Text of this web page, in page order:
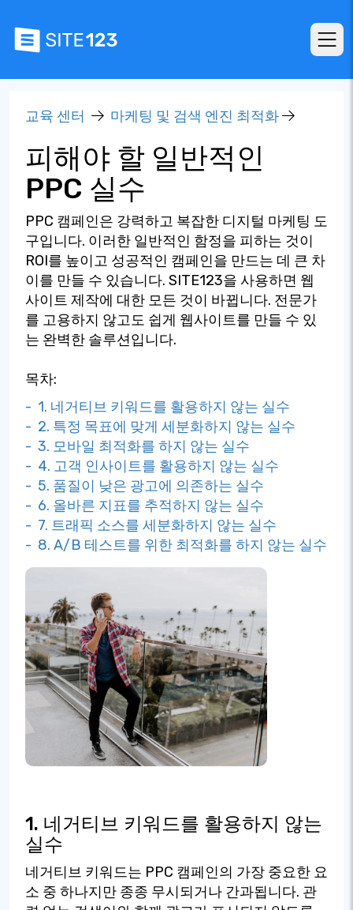
교육 센터 마케팅 및 검색 엔진 최적화
피해야 할 일반적인
PPC 실수
PPC 캠페인은 강력하고 복잡한 디지털 마케팅 도
구입니다. 이러한 일반적인 함정을 피하는 것이
ROI를 높이고 성공적인 캠페인을 만드는 데 큰 차
이를 만들 수 있습니다. SITE123을 사용하면 웹
사이트 제작에 대한 모든 것이 바뀝니다. 전문가
를 고용하지 않고도 쉽게 웹사이트를 만들 수 있
는 완벽한 솔루션입니다.
목차:
- 1. 네거티브 키워드를 활용하지 않는 실수
- 2. 특정 목표에 맞게 세분화하지 않는 실수
- 3. 모바일 최적화를 하지 않는 실수
- 4. 고객 인사이트를 활용하지 않는 실수
- 5. 품질이 낮은 광고에 의존하는 실수
- 6. 올바른 지표를 추적하지 않는 실수
- 7. 트래픽 소스를 세분화하지 않는 실수
- 8. A/B 테스트를 위한 최적화를 하지 않는 실수
1. 네거티브 키워드를 활용하지 않는
실수
네거티브 키워드는 PPC 캠페인의 가장 중요한 요
소 중 하나지만 종종 무시되거나 간과됩니다. 관